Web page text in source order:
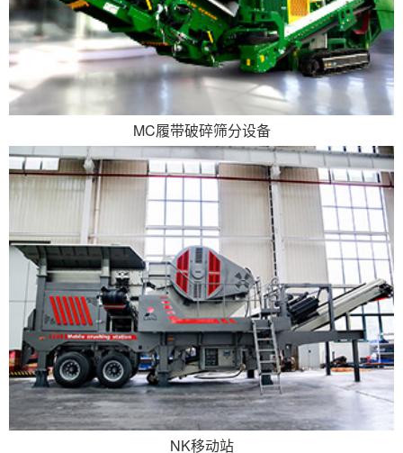
MC履带破碎筛分设备
NK移动站